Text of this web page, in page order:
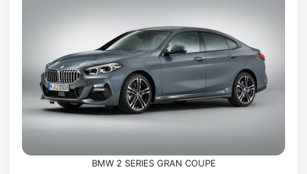
BMW 2 SERIES GRAN COUPE